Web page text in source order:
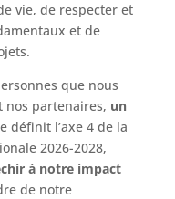
vie, de respecter et
et de
que nous
nos partenaires, un
définit l’axe 4 de la
2026-2028,
à notre impact
de notre